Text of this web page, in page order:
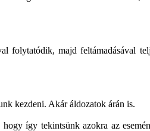
folytatódik, majd feltámadásával
kezdeni. Akár áldozatok árán is.
így tekintsünk azokra az